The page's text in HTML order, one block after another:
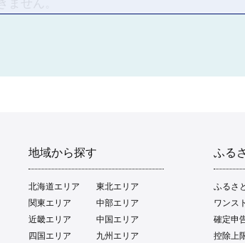
維持管理を目指します。
切に管理し、未来の世代に安心して引き継ぐために活用
地域から探す
北海道エリア
東北エリア
関東エリア
中部エリア
近畿エリア
中国エリア
四国エリア
九州エリア
ふる
ふるさ
ワンス
確定申
控除上